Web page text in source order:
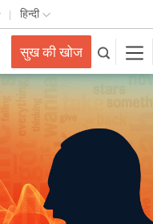
हिन्दी
सुख की खोज